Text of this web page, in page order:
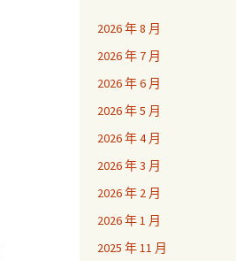
2026 年 8 月
2026 年 7 月
2026 年 6 月
2026 年 5 月
2026 年 4 月
2026 年 3 月
2026 年 2 月
2026 年 1 月
2025 年 11 月